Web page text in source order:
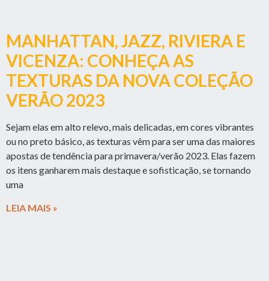
MANHATTAN, JAZZ, RIVIERA E
VICENZA: CONHEÇA AS
TEXTURAS DA NOVA COLEÇÃO
VERÃO 2023
Sejam elas em alto relevo, mais delicadas, em cores vibrantes
ou no preto básico, as texturas vêm para ser uma das maiores
apostas de tendência para primavera/verão 2023. Elas fazem
os itens ganharem mais destaque e sofisticação, se tornando
uma
LEIA MAIS »